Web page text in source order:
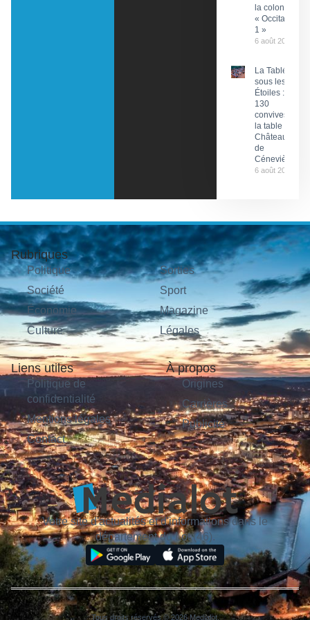
la colonne
« Occitanie
1 »
6 août 2026
La Tablée
sous les
Étoiles :
130
convives à
la table du
Château
de
Cénevières
6 août 2026
Rubriques
Politique
Société
Économie
Culture
Sorties
Sport
Magazine
Légales
Liens utiles
Politique de
confidentialité
Mentions légales
Contact
À propos
Origines
Carrières
Publicité
Votre site d'actualités et d'informations dans le
département du Lot (46).
Tous droits réservés © 2026 Medialot.